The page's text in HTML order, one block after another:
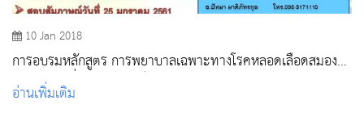
10 Jan 2018
การอบรมหลักสูตร การพยาบาลเฉพาะทางโรคหลอดเลือดสมอง
ระหว่างวันที่ 5 กุมภาพันธ์-31 พฤษภาคม 2561
อ่านเพิ่มเติม